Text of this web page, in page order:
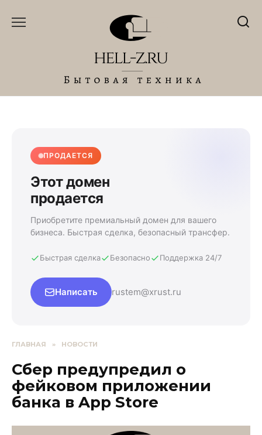
ПРОДАЕТСЯ
Этот домен
продается
Приобретите премиальный домен для вашего
бизнеса. Быстрая сделка, безопасный трансфер.
Быстрая сделка Безопасно Поддержка 24/7
Написать rustem@xrust.ru
ГЛАВНАЯ » НОВОСТИ
Сбер предупредил о
фейковом приложении
банка в App Store